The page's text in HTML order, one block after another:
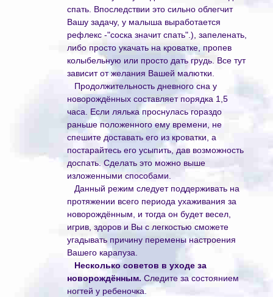
спать. Впоследствии это сильно облегчит
Вашу задачу, у малыша выработается
рефлекс -"соска значит спать".), запеленать,
либо просто укачать на кроватке, пропев
колыбельную или просто дать грудь. Все тут
зависит от желания Вашей малютки.
Продолжительность дневного сна у
новорождённых составляет порядка 1,5
часа. Если лялька проснулась гораздо
раньше положенного ему времени, не
спешите доставать его из кроватки, а
постарайтесь его усыпить, дав возможность
доспать. Сделать это можно выше
изложенными способами.
Данный режим следует поддерживать на
протяжении всего периода ухаживания за
новорождённым, и тогда он будет весел,
игрив, здоров и Вы с легкостью сможете
угадывать причину перемены настроения
Вашего карапуза.
Несколько советов в уходе за
новорождённым. Следите за состоянием
ногтей у ребеночка.